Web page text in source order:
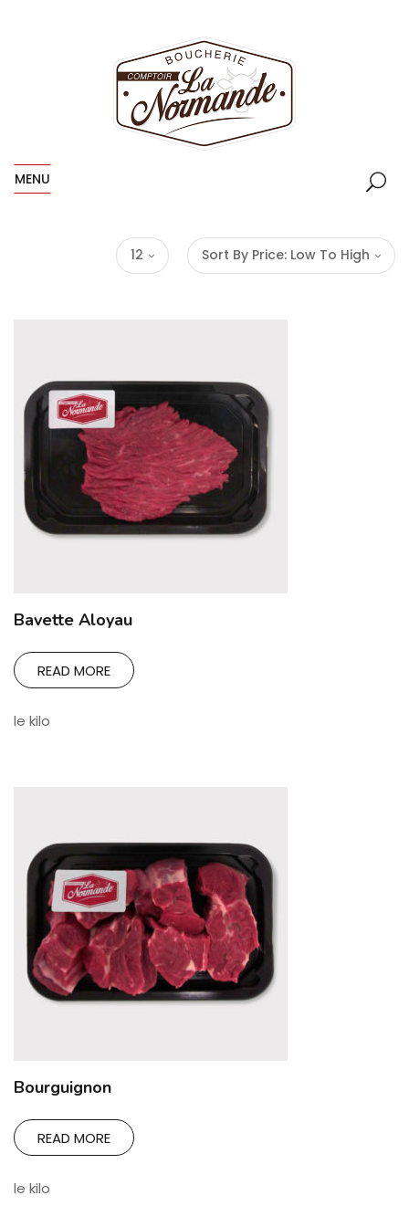
MENU
Sort By Price: Low To High
12
Bavette Aloyau
READ MORE
le kilo
Bourguignon
READ MORE
le kilo